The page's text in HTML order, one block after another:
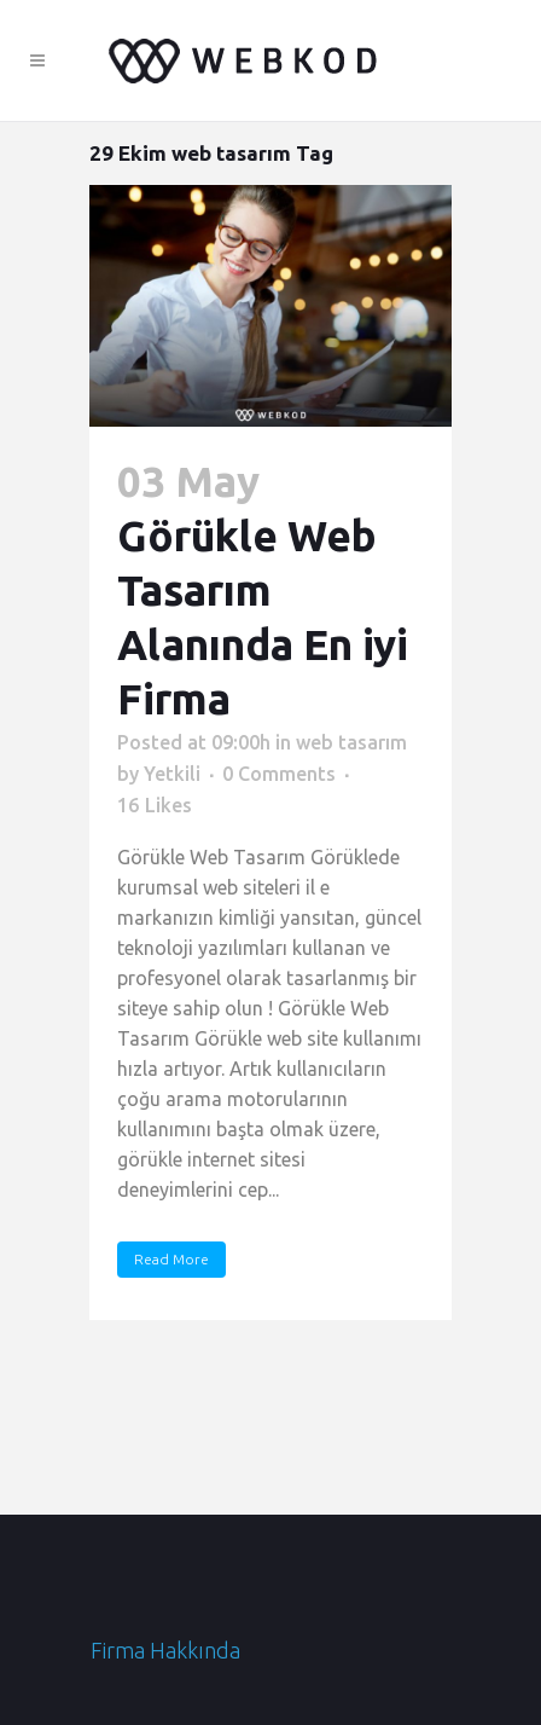
29 Ekim web tasarım Tag
03 May
Görükle Web
Tasarım
Alanında En iyi
Firma
Posted at 09:00h in web tasarım
by Yetkili
0 Comments
16 Likes
Görükle Web Tasarım Görüklede
kurumsal web siteleri il e
markanızın kimliği yansıtan, güncel
teknoloji yazılımları kullanan ve
profesyonel olarak tasarlanmış bir
siteye sahip olun ! Görükle Web
Tasarım Görükle web site kullanımı
hızla artıyor. Artık kullanıcıların
çoğu arama motorularının
kullanımını başta olmak üzere,
görükle internet sitesi
deneyimlerini cep...
Read More
Firma Hakkında